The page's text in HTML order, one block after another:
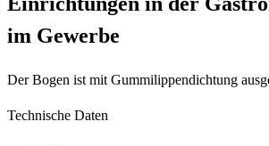
im Gewerbe
Der Bogen ist mit Gummilippendichtung
Technische Daten